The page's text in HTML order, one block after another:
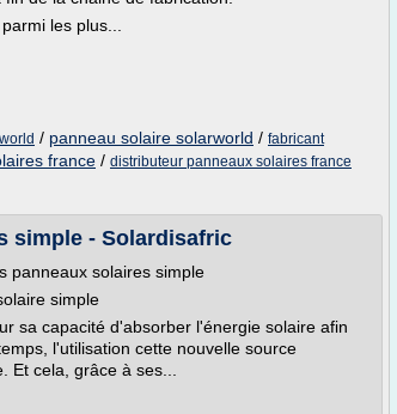
les plus...
/ panneau solaire solarworld / fabricant
france / distributeur panneaux solaires france
simple - Solardisafric
panneaux solaires simple
simple
sa capacité d'absorber l'énergie solaire afin
l'utilisation cette nouvelle source
cela, grâce à ses...